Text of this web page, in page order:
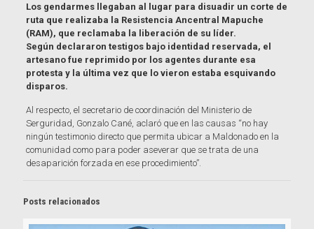
Los gendarmes llegaban al lugar para disuadir un corte de
ruta que realizaba la Resistencia Ancentral Mapuche
(RAM), que reclamaba la liberación de su líder.
Según declararon testigos bajo identidad reservada, el
artesano fue reprimido por los agentes durante esa
protesta y la última vez que lo vieron estaba esquivando
disparos.
Al respecto, el secretario de coordinación del Ministerio de
Serguridad, Gonzalo Cané, aclaró que en las causas “no hay
ningún testimonio directo que permita ubicar a Maldonado en la
comunidad como para poder aseverar que se trata de una
desaparición forzada en ese procedimiento”.
Posts relacionados